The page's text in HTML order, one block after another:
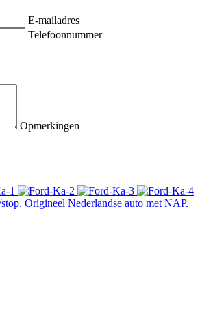
E-mailadres
Telefoonnummer
Opmerkingen
Origineel Nederlandse auto met NAP.